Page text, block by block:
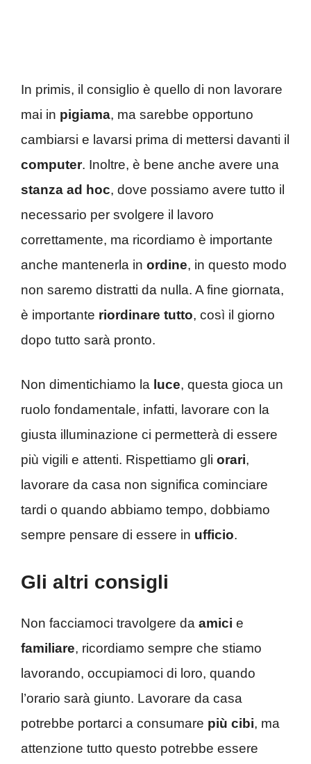
In primis, il consiglio è quello di non lavorare
mai in pigiama, ma sarebbe opportuno
cambiarsi e lavarsi prima di mettersi davanti il
computer. Inoltre, è bene anche avere una
stanza ad hoc, dove possiamo avere tutto il
necessario per svolgere il lavoro
correttamente, ma ricordiamo è importante
anche mantenerla in ordine, in questo modo
non saremo distratti da nulla. A fine giornata,
è importante riordinare tutto, così il giorno
dopo tutto sarà pronto.
Non dimentichiamo la luce, questa gioca un
ruolo fondamentale, infatti, lavorare con la
giusta illuminazione ci permetterà di essere
più vigili e attenti. Rispettiamo gli orari,
lavorare da casa non significa cominciare
tardi o quando abbiamo tempo, dobbiamo
sempre pensare di essere in ufficio.
Gli altri consigli
Non facciamoci travolgere da amici e
familiare, ricordiamo sempre che stiamo
lavorando, occupiamoci di loro, quando
l’orario sarà giunto. Lavorare da casa
potrebbe portarci a consumare più cibi, ma
attenzione tutto questo potrebbe essere